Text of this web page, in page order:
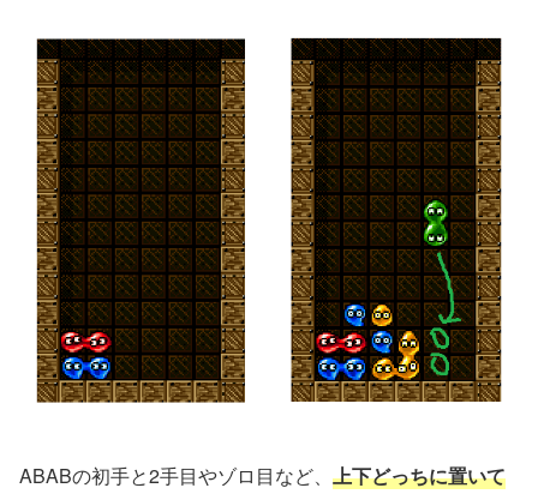
ABABの初手と2手目やゾロ目など、 上下どっちに置いて